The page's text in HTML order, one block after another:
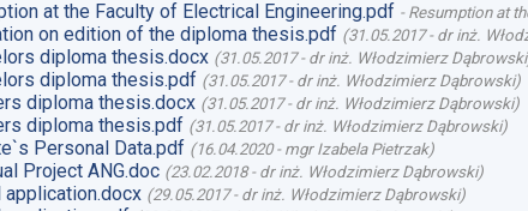
at the Faculty of Electrical Engineering.pdf - Resumption at
on edition of the diploma thesis.pdf (31.05.2017- dr inż.
diploma thesis.docx (31.05.2017- dr inż. Włodzimierz Dąbrowski
diploma thesis.pdf (31.05.2017- dr inż. Włodzimierz Dąbrowski)
diploma thesis.docx (31.05.2017- dr inż. Włodzimierz Dąbrowski)
diploma thesis.pdf (31.05.2017- dr inż. Włodzimierz Dąbrowski)
Personal Data.pdf (16.04.2020- mgr Izabela Pietrzak)
Project ANG.doc (23.02.2018- dr inż. Włodzimierz Dąbrowski)
application.docx (29.05.2017- dr inż. Włodzimierz Dąbrowski)